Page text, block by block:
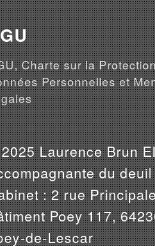
Charte sur la
Personnelles et
Laurence Brun
du deuil
: 2 rue
Poey 117,
de-Lescar